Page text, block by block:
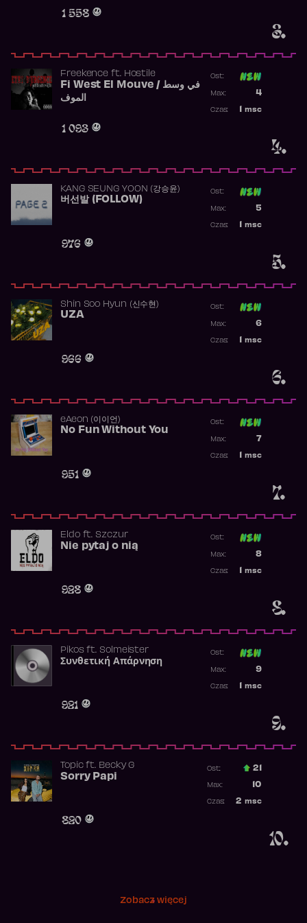
3.
1 558
4.
Freekence ft. Hostile
Fi West El Mouve / في وسط
الموف
1 093
Ost:
4
Max:
msc
Czas:
5.
KANG SEUNG YOON (강승윤)
버선발 (FOLLOW)
976
Ost:
5
Max:
msc
Czas:
6.
Shin Soo Hyun (신수현)
UZA
966
Ost:
6
Max:
msc
Czas:
7.
​eAeon (이이언)
No Fun Without You
951
Ost:
7
Max:
msc
Czas:
8.
Eldoft. Szczur
Nie pytaj o nią
928
Ost:
8
Max:
msc
Czas:
9.
Pikosft. Solmeister
Συνθετική Απάρνηση
921
Ost:
9
Max:
msc
Czas:
10.
Topicft. Becky G
Sorry Papi
820
Ost.: 21
10
Max:
2 msc
Czas:
Zobacz więcej